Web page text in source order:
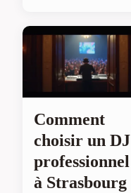
Comment
choisir un DJ
professionnel
à Strasbourg